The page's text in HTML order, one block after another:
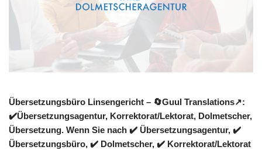
Übersetzungsbüro Linsengericht – 🔄Guul Translations↗️:
✔️Übersetzungsagentur, Korrektorat/Lektorat, Dolmetscher,
Übersetzung. Wenn Sie nach ✔️ Übersetzungsagentur, ✔️
Übersetzungsbüro, ✔️ Dolmetscher, ✔️ Korrektorat/Lektorat